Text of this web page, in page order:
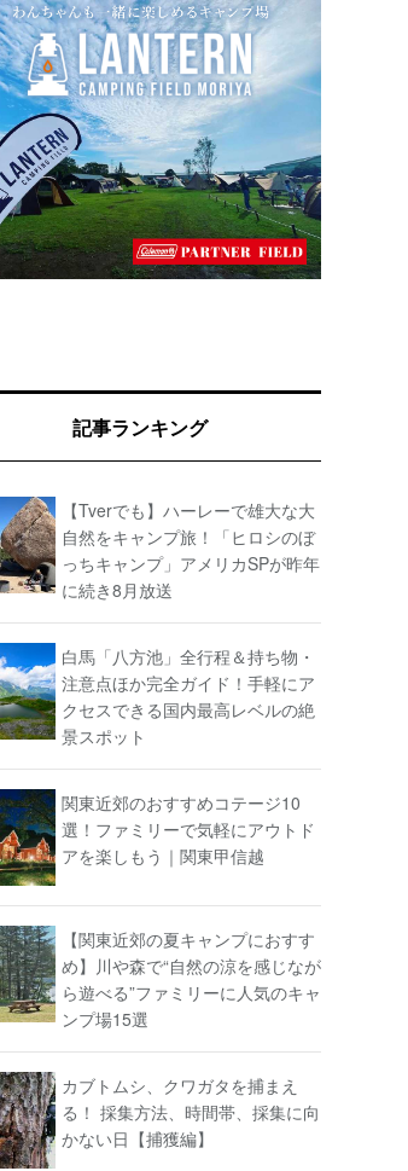
記事ランキング
【Tverでも】ハーレーで雄大な大
自然をキャンプ旅！「ヒロシのぼ
っちキャンプ」アメリカSPが昨年
に続き8月放送
白馬「八方池」全行程＆持ち物・
注意点ほか完全ガイド！手軽にア
クセスできる国内最高レベルの絶
景スポット
関東近郊のおすすめコテージ10
選！ファミリーで気軽にアウトド
アを楽しもう｜関東甲信越
【関東近郊の夏キャンプにおすす
め】川や森で“自然の涼を感じなが
ら遊べる”ファミリーに人気のキャ
ンプ場15選
カブトムシ、クワガタを捕まえ
る！ 採集方法、時間帯、採集に向
かない日【捕獲編】